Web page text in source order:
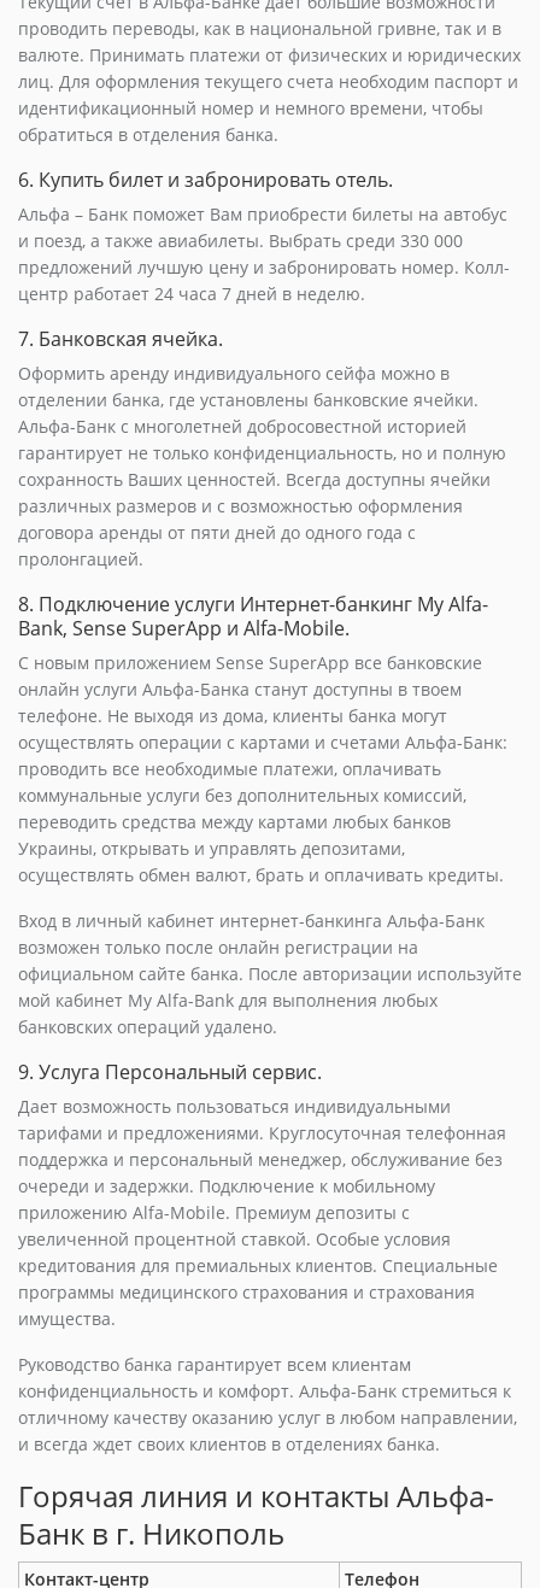
проводить переводы, как в национальной гривне, так и в
валюте. Принимать платежи от физических и юридических
лиц. Для оформления текущего счета необходим паспорт и
идентификационный номер и немного времени, чтобы
обратиться в отделения банка.
6. Купить билет и забронировать отель.
Альфа – Банк поможет Вам приобрести билеты на автобус
и поезд, а также авиабилеты. Выбрать среди 330 000
предложений лучшую цену и забронировать номер. Колл-
центр работает 24 часа 7 дней в неделю.
7. Банковская ячейка.
Оформить аренду индивидуального сейфа можно в
отделении банка, где установлены банковские ячейки.
Альфа-Банк с многолетней добросовестной историей
гарантирует не только конфиденциальность, но и полную
сохранность Ваших ценностей. Всегда доступны ячейки
различных размеров и с возможностью оформления
договора аренды от пяти дней до одного года с
пролонгацией.
8. Подключение услуги Интернет-банкинг My Alfa-
Bank, Sense SuperApp и Alfa-Mobile.
С новым приложением Sense SuperApp все банковские
онлайн услуги Альфа-Банка станут доступны в твоем
телефоне. Не выходя из дома, клиенты банка могут
осуществлять операции с картами и счетами Альфа-Банк:
проводить все необходимые платежи, оплачивать
коммунальные услуги без дополнительных комиссий,
переводить средства между картами любых банков
Украины, открывать и управлять депозитами,
осуществлять обмен валют, брать и оплачивать кредиты.
Вход в личный кабинет интернет-банкинга Альфа-Банк
возможен только после онлайн регистрации на
официальном сайте банка. После авторизации используйте
мой кабинет My Alfa-Bank для выполнения любых
банковских операций удалено.
9. Услуга Персональный сервис.
Дает возможность пользоваться индивидуальными
тарифами и предложениями. Круглосуточная телефонная
поддержка и персональный менеджер, обслуживание без
очереди и задержки. Подключение к мобильному
приложению Alfa-Mobile. Премиум депозиты с
увеличенной процентной ставкой. Особые условия
кредитования для премиальных клиентов. Специальные
программы медицинского страхования и страхования
имущества.
Руководство банка гарантирует всем клиентам
конфиденциальность и комфорт. Альфа-Банк стремиться к
отличному качеству оказанию услуг в любом направлении,
и всегда ждет своих клиентов в отделениях банка.
Горячая линия и контакты Альфа-
Банк в г. Никополь
Контакт-центр Телефон